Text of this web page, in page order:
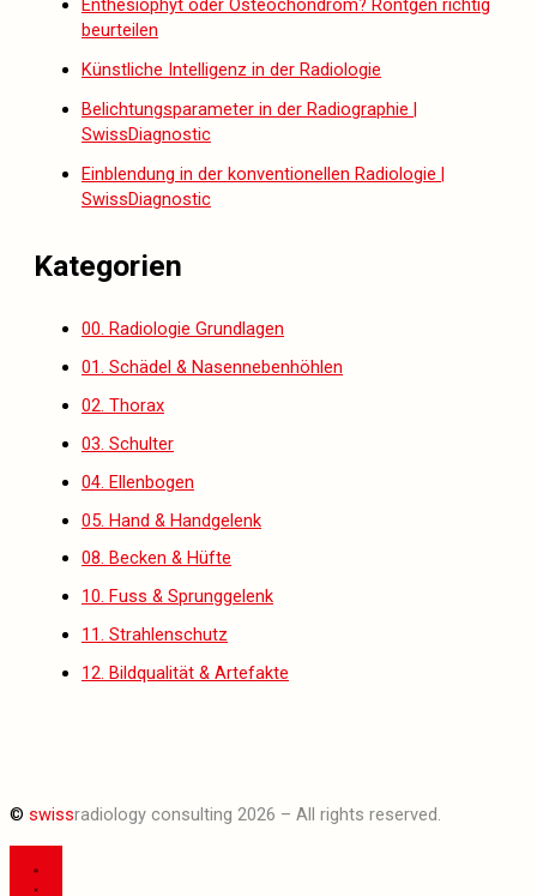
Enthesiophyt oder Osteochondrom? Röntgen richtig
beurteilen
Künstliche Intelligenz in der Radiologie
Belichtungsparameter in der Radiographie |
SwissDiagnostic
Einblendung in der konventionellen Radiologie |
SwissDiagnostic
Kategorien
00. Radiologie Grundlagen
01. Schädel & Nasennebenhöhlen
02. Thorax
03. Schulter
04. Ellenbogen
05. Hand & Handgelenk
08. Becken & Hüfte
10. Fuss & Sprunggelenk
11. Strahlenschutz
12. Bildqualität & Artefakte
© swissradiology consulting 2026 – All rights reserved.